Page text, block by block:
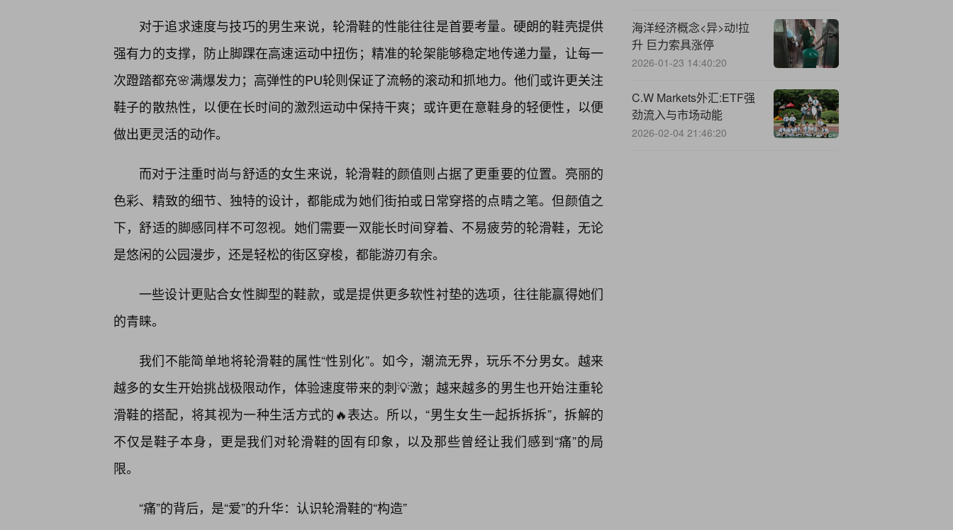
对于追求速度与技巧的男生来说，轮滑鞋的性能往往是首要考量。硬朗的鞋壳提供
强有力的支撑，防止脚踝在高速运动中扭伤；精准的轮架能够稳定地传递力量，让每一
次蹬踏都充🌸满爆发力；高弹性的PU轮则保证了流畅的滚动和抓地力。他们或许更关注
鞋子的散热性，以便在长时间的激烈运动中保持干爽；或许更在意鞋身的轻便性，以便
做出更灵活的动作。
而对于注重时尚与舒适的女生来说，轮滑鞋的颜值则占据了更重要的位置。亮丽的
色彩、精致的细节、独特的设计，都能成为她们街拍或日常穿搭的点睛之笔。但颜值之
下，舒适的脚感同样不可忽视。她们需要一双能长时间穿着、不易疲劳的轮滑鞋，无论
是悠闲的公园漫步，还是轻松的街区穿梭，都能游刃有余。
一些设计更贴合女性脚型的鞋款，或是提供更多软性衬垫的选项，往往能赢得她们
的青睐。
我们不能简单地将轮滑鞋的属性“性别化”。如今，潮流无界，玩乐不分男女。越来
越多的女生开始挑战极限动作，体验速度带来的刺💡激；越来越多的男生也开始注重轮
滑鞋的搭配，将其视为一种生活方式的🔥表达。所以，“男生女生一起拆拆拆”，拆解的
不仅是鞋子本身，更是我们对轮滑鞋的固有印象，以及那些曾经让我们感到“痛”的局
限。
“痛”的背后，是“爱”的升华：认识轮滑鞋的“构造”
海洋经济概念<异>动!拉
升 巨力索具涨停
2026-01-23 14:40:20
C.W Markets外汇:ETF强
劲流入与市场动能
2026-02-04 21:46:20